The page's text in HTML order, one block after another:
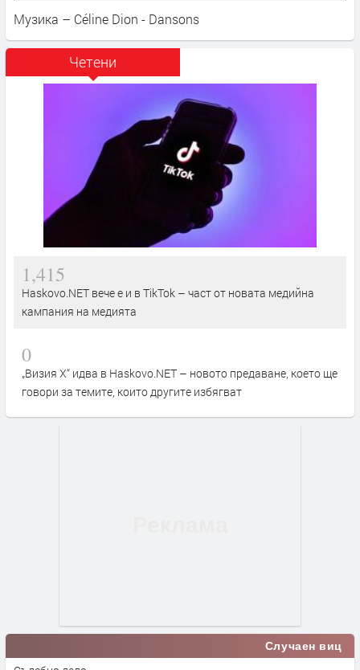
Музика – Céline Dion - Dansons
Четени
1,415
Haskovo.NET вече е и в TikTok – част от новата медийна
кампания на медията
0
„Визия Х“ идва в Haskovo.NET – новото предаване, което ще
говори за темите, които другите избягват
Случаен виц